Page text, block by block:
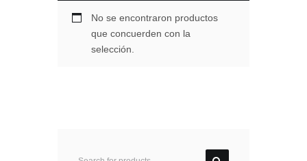
No se encontraron productos
que concuerden con la
selección.